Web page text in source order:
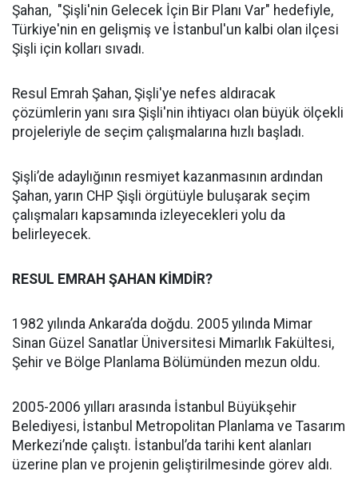
Şahan, "Şişli'nin Gelecek İçin Bir Planı Var" hedefiyle,
Türkiye'nin en gelişmiş ve İstanbul'un kalbi olan ilçesi
Şişli için kolları sıvadı.
Resul Emrah Şahan, Şişli'ye nefes aldıracak
çözümlerin yanı sıra Şişli'nin ihtiyacı olan büyük ölçekli
projeleriyle de seçim çalışmalarına hızlı başladı.
Şişli’de adaylığının resmiyet kazanmasının ardından
Şahan, yarın CHP Şişli örgütüyle buluşarak seçim
çalışmaları kapsamında izleyecekleri yolu da
belirleyecek.
RESUL EMRAH ŞAHAN KİMDİR?
1982 yılında Ankara’da doğdu. 2005 yılında Mimar
Sinan Güzel Sanatlar Üniversitesi Mimarlık Fakültesi,
Şehir ve Bölge Planlama Bölümünden mezun oldu.
2005-2006 yılları arasında İstanbul Büyükşehir
Belediyesi, İstanbul Metropolitan Planlama ve Tasarım
Merkezi’nde çalıştı. İstanbul’da tarihi kent alanları
üzerine plan ve projenin geliştirilmesinde görev aldı.